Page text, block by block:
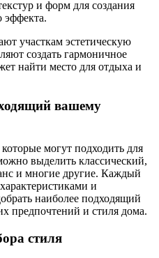
и форм для создания
эффекта.
участкам эстетическую
создать гармоничное
найти место для отдыха и
вашему
могут подходить для
выделить классический,
и многие другие. Каждый
и
наиболее подходящий
предпочтений и стиля дома.
стиля